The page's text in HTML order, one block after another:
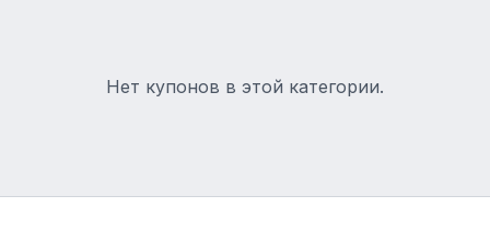
Нет купонов в этой категории.